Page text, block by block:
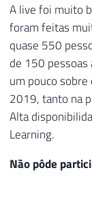
A live foi muito
foram feitas
quase 550
de 150 pessoas
um pouco sobre
2019, tanto na
Alta
Learning.
Não pôde